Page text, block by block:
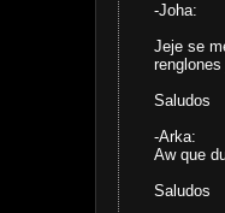
-Joha:
Jeje se
Saludos
-Arka:
Aw que
Saludos